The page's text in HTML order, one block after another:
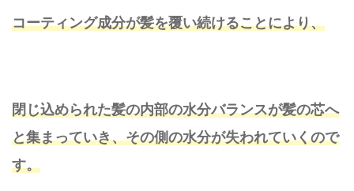
コーティング成分が髪を覆い続けることにより、
閉じ込められた髪の内部の水分バランスが髪の芯へ
と集まっていき、その側の水分が失われていくので
す。